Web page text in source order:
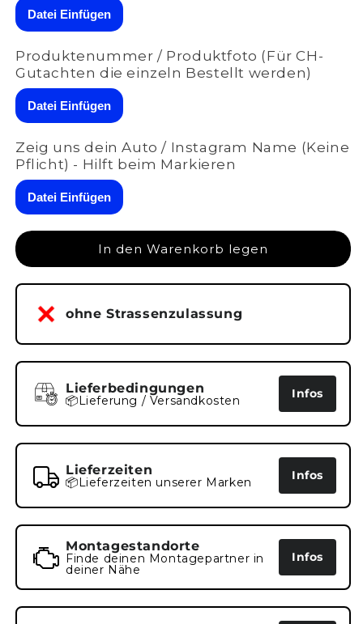
ASR
Memorymodul
Memory
für
Octavia
IV
VorfaceliftA-
028-
075
ASR
Memorymodul
Memory
für
Skoda
Octavia
IV
VorfaceliftA-
028-
075
Datei Einfügen
Produktenummer / Produktfoto (Für CH-
Gutachten die einzeln Bestellt werden)
Datei Einfügen
Zeig uns dein Auto / Instagram Name (Keine
Pflicht) - Hilft beim Markieren
Datei Einfügen
In den Warenkorb legen
ohne Strassenzulassung
Lieferbedingungen
📦Lieferung / Versandkosten Infos
Lieferzeiten
📦Lieferzeiten unserer Marken Infos
Montagestandorte
Finde deinen Montagepartner in
deiner Nähe
Infos